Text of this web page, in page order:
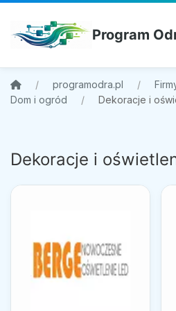
Program
programodra.pl
Dom i ogród
Dekoracje i
Dekoracje i